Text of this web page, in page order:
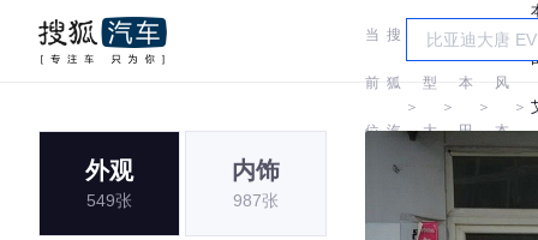
当
前
位
搜
狐
汽
车
＞
车
型
大
＞
本
田
＞
东
风
本
＞
外观
549张
内饰
987张